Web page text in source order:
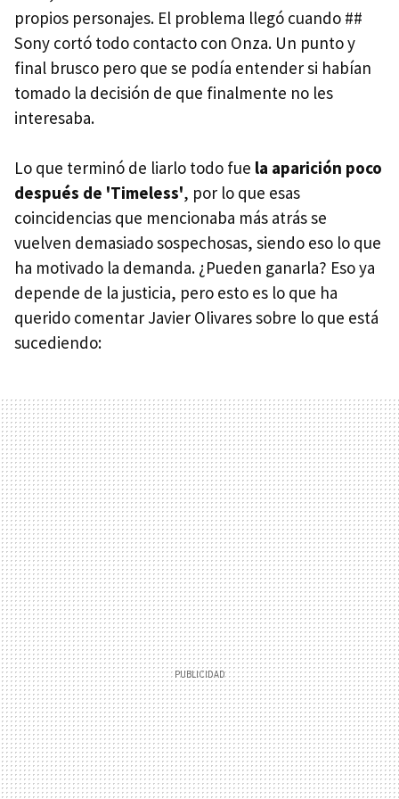
propios personajes. El problema llegó cuando ##
Sony cortó todo contacto con Onza. Un punto y
final brusco pero que se podía entender si habían
tomado la decisión de que finalmente no les
interesaba.
Lo que terminó de liarlo todo fue la aparición poco
después de 'Timeless', por lo que esas
coincidencias que mencionaba más atrás se
vuelven demasiado sospechosas, siendo eso lo que
ha motivado la demanda. ¿Pueden ganarla? Eso ya
depende de la justicia, pero esto es lo que ha
querido comentar Javier Olivares sobre lo que está
sucediendo: